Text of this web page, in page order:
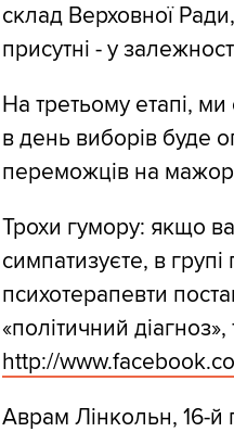
склад Верховної Ради,
присутні - у
На третьому етапі,
в день виборів буде
переможців на
Трохи гумору: якщо
симпатизуєте, в
психотерапевти
«політичний
http://
Аврам Лінкольн, 16-